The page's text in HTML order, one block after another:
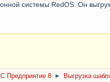
системы RedOS. Он
Предприятие 8 ► Выгрузка